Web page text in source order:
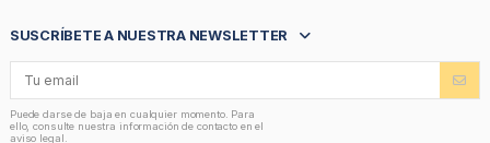
SUSCRÍBETE A NUESTRA NEWSLETTER
Puede darse de baja en cualquier momento. Para
ello, consulte nuestra información de contacto en el
aviso legal.